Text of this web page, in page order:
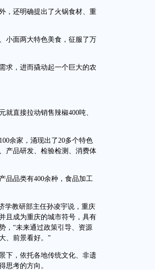
还明确提出了火锅食材、重
面两大特色美食，征服了万
，进而撬动起一个巨大的农
直接拉动销售辣椒400吨、
余家，涌现出了20多个特色
产品研发、检验检测、消费体
品类有400余种，食品加工
教研部主任孙凌宇说，重庆
且成为重庆的城市符号，具有
，“未来通过政策引导、资源
、前景看好。”
，依托各地传统文化、非遗
思考的方向。